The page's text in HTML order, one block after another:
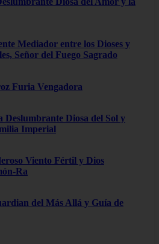
Mediador entre los Dioses y
Señor del Fuego Sagrado
Furia Vengadora
Deslumbrante Diosa del Sol y
Imperial
Viento Fértil y Dios
Ra
del Más Allá y Guía de